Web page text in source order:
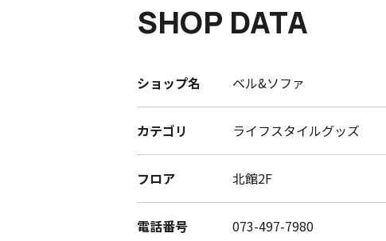
SHOP DATA
ショップ名 ベル&ソファ
カテゴリ ライフスタイルグッズ
フロア 北館2F
電話番号 073-497-7980